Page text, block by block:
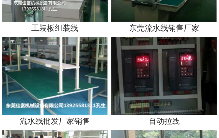
工装板组装线 东莞流水线销售厂家
流水线批发厂家销售 自动拉线